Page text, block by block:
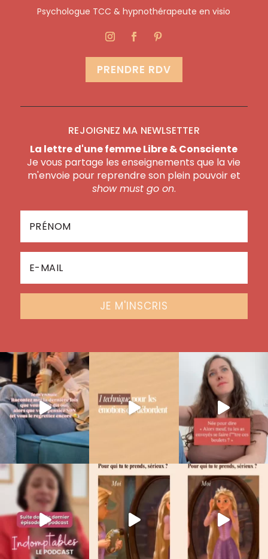
Psychologue TCC & hypnothérapeute en visio
PRENDRE RDV
REJOIGNEZ MA NEWLSETTER
La lettre d'une femme Libre & Consciente
Je vous partage les enseignements que la vie
m'envoie pour reprendre son plein pouvoir et
show must go on.
JE M'INSCRIS